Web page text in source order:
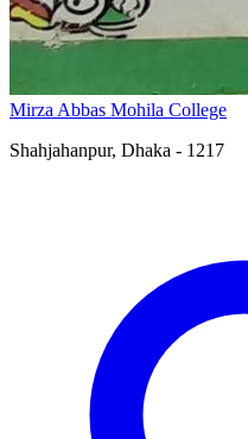
Mirza Abbas Mohila College
Shahjahanpur, Dhaka - 1217